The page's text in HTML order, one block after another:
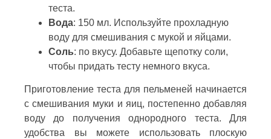
теста.
Вода: 150 мл. Используйте прохладную
воду для смешивания с мукой и яйцами.
Соль: по вкусу. Добавьте щепотку соли,
чтобы придать тесту немного вкуса.
Приготовление теста для пельменей начинается
с смешивания муки и яиц, постепенно добавляя
воду до получения однородного теста. Для
удобства вы можете использовать плоскую